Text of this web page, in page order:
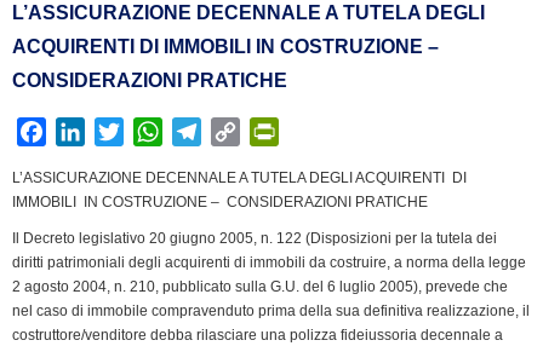
L’ASSICURAZIONE DECENNALE A TUTELA DEGLI
ACQUIRENTI DI IMMOBILI IN COSTRUZIONE –
CONSIDERAZIONI PRATICHE
c
b
o
o
k
n
e
d
I
n
t
e
r
W
a
s
p
p
l
g
r
a
m
C
p
L
n
k
i
t
F
r
i
L’ASSICURAZIONE DECENNALE A TUTELA DEGLI ACQUIRENTI DI
IMMOBILI IN COSTRUZIONE – CONSIDERAZIONI PRATICHE
Il Decreto legislativo 20 giugno 2005, n. 122 (Disposizioni per la tutela dei
diritti patrimoniali degli acquirenti di immobili da costruire, a norma della legge
2 agosto 2004, n. 210, pubblicato sulla G.U. del 6 luglio 2005), prevede che
nel caso di immobile compravenduto prima della sua definitiva realizzazione, il
costruttore/venditore debba rilasciare una polizza fideiussoria decennale a